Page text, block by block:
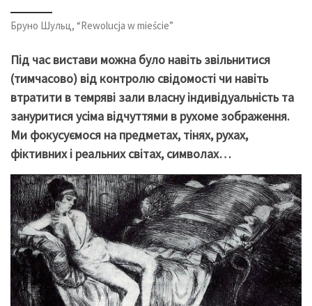
Бруно Шульц, “Rewolucja w mieście”
Під час вистави можна було навіть звільнитися
(тимчасово) від контролю свідомості чи навіть
втратити в темряві зали власну індивідуальність та
зануритися усіма відчуттями в рухоме зображення.
Ми фокусуємося на предметах, тінях, рухах,
фіктивних і реальних світах, символах…